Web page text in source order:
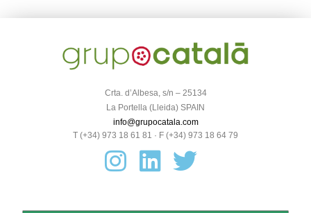
Crta. d’Albesa, s/n – 25134
La Portella (Lleida) SPAIN
info@grupocatala.com
T (+34) 973 18 61 81 · F (+34) 973 18 64 79